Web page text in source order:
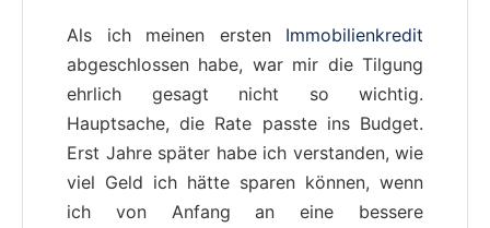
Als ich meinen ersten Immobilienkredit
abgeschlossen habe, war mir die Tilgung
ehrlich gesagt nicht so wichtig.
Hauptsache, die Rate passte ins Budget.
Erst Jahre später habe ich verstanden, wie
viel Geld ich hätte sparen können, wenn
ich von Anfang an eine bessere